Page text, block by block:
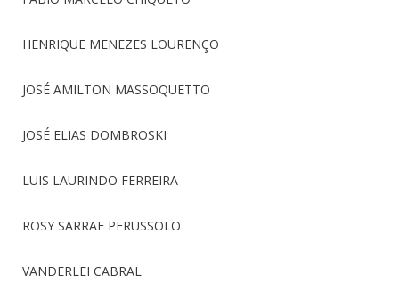
HENRIQUE MENEZES LOURENÇO
JOSÉ AMILTON MASSOQUETTO
JOSÉ ELIAS DOMBROSKI
LUIS LAURINDO FERREIRA
ROSY SARRAF PERUSSOLO
VANDERLEI CABRAL